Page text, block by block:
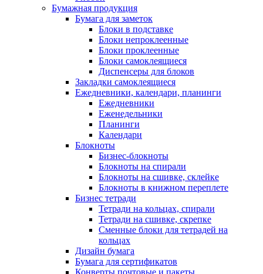
Бумажная продукция
Бумага для заметок
Блоки в подставке
Блоки непроклеенные
Блоки проклеенные
Блоки самоклеящиеся
Диспенсеры для блоков
Закладки самоклеящиеся
Ежедневники, календари, планинги
Ежедневники
Еженедельники
Планинги
Календари
Блокноты
Бизнес-блокноты
Блокноты на спирали
Блокноты на сшивке, склейке
Блокноты в книжном переплете
Бизнес тетради
Тетради на кольцах, спирали
Тетради на сшивке, скрепке
Сменные блоки для тетрадей на
кольцах
Дизайн бумага
Бумага для сертификатов